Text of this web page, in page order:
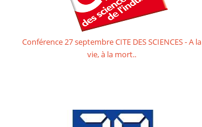
Conférence 27 septembre CITE DES SCIENCES - A la
vie, à la mort..